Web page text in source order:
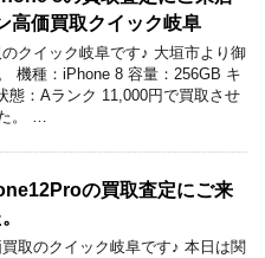
高価買取クイック岐阜
クイック岐阜です♪ 大垣市より御
機種：iPhone 8 容量：256GB キ
態：Aランク 11,000円で買取させ
。 …
の買取査定にご来
取のクイック岐阜です♪ 本日は関